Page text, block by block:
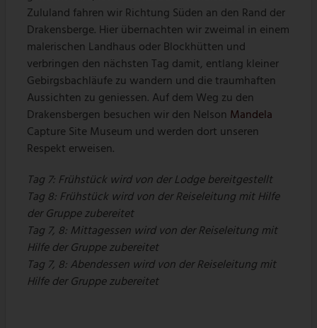
Zululand fahren wir Richtung Süden an den Rand der
Drakensberge. Hier übernachten wir zweimal in einem
malerischen Landhaus oder Blockhütten und
verbringen den nächsten Tag damit, entlang kleiner
Gebirgsbachläufe zu wandern und die traumhaften
Aussichten zu geniessen. Auf dem Weg zu den
Drakensbergen besuchen wir den Nelson Mandela
Capture Site Museum und werden dort unseren
Respekt erweisen.
Tag 7: Frühstück wird von der Lodge bereitgestellt
Tag 8: Frühstück wird von der Reiseleitung mit Hilfe
der Gruppe zubereitet
Tag 7, 8: Mittagessen wird von der Reiseleitung mit
Hilfe der Gruppe zubereitet
Tag 7, 8: Abendessen wird von der Reiseleitung mit
Hilfe der Gruppe zubereitet